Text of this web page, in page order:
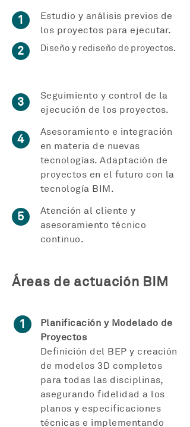
1
Estudio y análisis previos de
los proyectos para ejecutar.
2 Diseño y rediseño de proyectos.
3
Seguimiento y control de la
ejecución de los proyectos.
4
Asesoramiento e integración
en materia de nuevas
tecnologías. Adaptación de
proyectos en el futuro con la
tecnología BIM.
5
Atención al cliente y
asesoramiento técnico
continuo.
Áreas de actuación BIM
1
Planificación y Modelado de
Proyectos
Definición del BEP y creación
de modelos 3D completos
para todas las disciplinas,
asegurando fidelidad a los
planos y especificaciones
técnicas e implementando